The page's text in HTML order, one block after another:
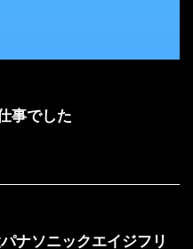
事でした
ナソニックエイジフリ